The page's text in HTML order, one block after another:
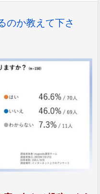
のか教えて下さ